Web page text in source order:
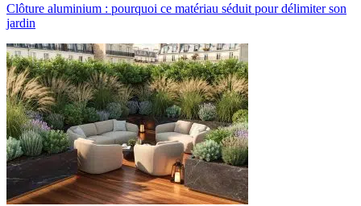
Clôture aluminium : pourquoi ce matériau séduit pour délimiter son
jardin